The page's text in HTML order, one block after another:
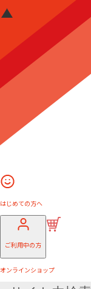
はじめての方へ
ご利用中の方
オンラインショップ